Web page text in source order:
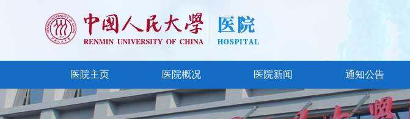
医院主页 医院概况 医院新闻 通知公告